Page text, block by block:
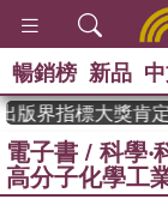
暢銷榜 新品
界指標大獎肯定
電子書 / 科學‧
高分子化學工